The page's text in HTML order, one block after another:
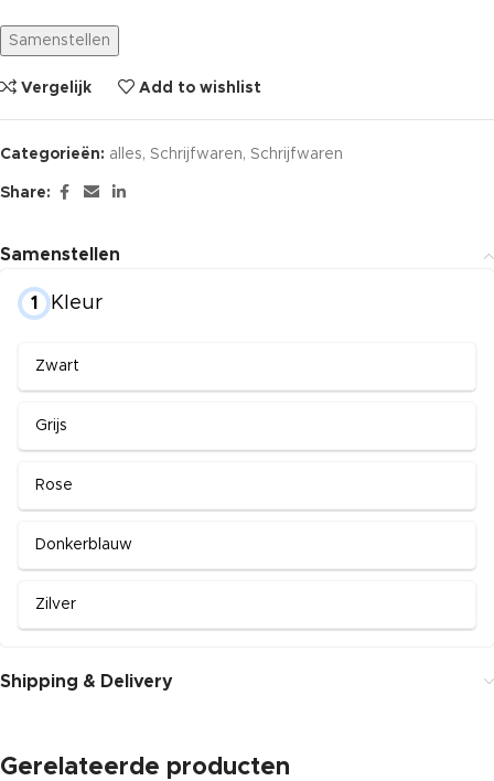
Samenstellen
Vergelijk Add to wishlist
Categorieën: alles, Schrijfwaren, Schrijfwaren
Share:
Samenstellen
1 Kleur
Zwart
Grijs
Rose
Donkerblauw
Zilver
Shipping & Delivery
Gerelateerde producten